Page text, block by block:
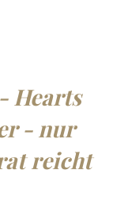
Hearts
- nur
reicht